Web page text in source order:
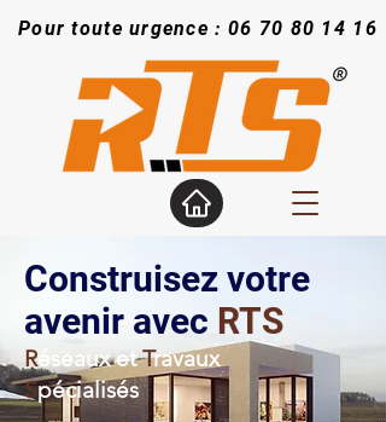
Pour toute urgence : 06 70 80 14 16
Construisez votre
avenir avec RTS
Réseaux etTravaux
Spécialisés